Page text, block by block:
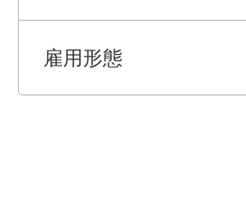
雇用形態